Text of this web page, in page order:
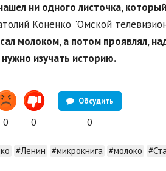
ни одного листочка,
Коненко "Омской
молоком, а потом проявлял,
изучать историю.
0 0
Обсудить
0
#Ленин #микрокнига #молоко